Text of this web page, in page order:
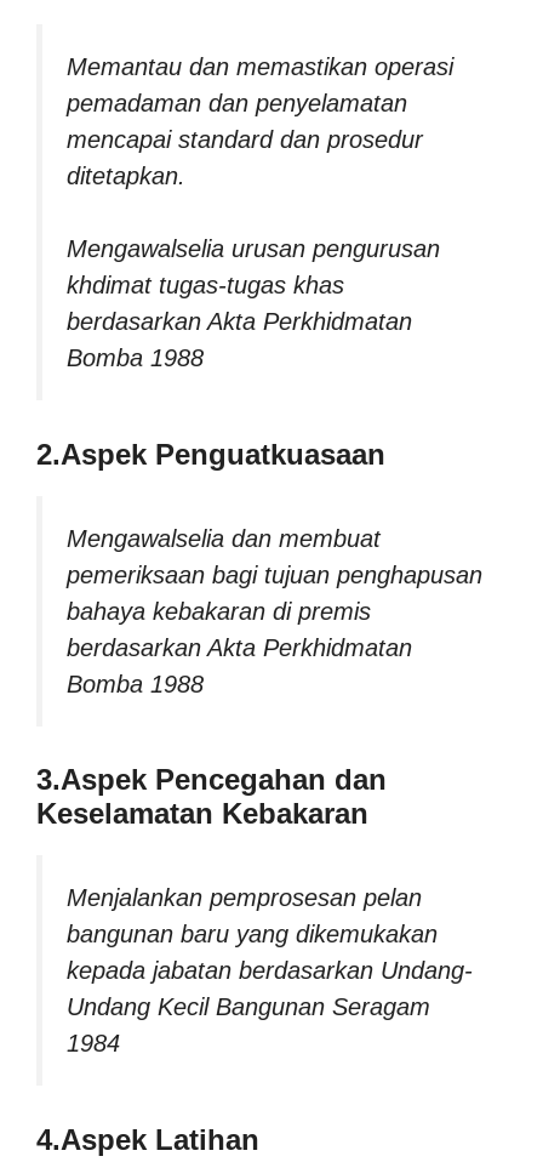
Memantau dan memastikan operasi
pemadaman dan penyelamatan
mencapai standard dan prosedur
ditetapkan.
Mengawalselia urusan pengurusan
khdimat tugas-tugas khas
berdasarkan Akta Perkhidmatan
Bomba 1988
2.Aspek Penguatkuasaan
Mengawalselia dan membuat
pemeriksaan bagi tujuan penghapusan
bahaya kebakaran di premis
berdasarkan Akta Perkhidmatan
Bomba 1988
3.Aspek Pencegahan dan
Keselamatan Kebakaran
Menjalankan pemprosesan pelan
bangunan baru yang dikemukakan
kepada jabatan berdasarkan Undang-
Undang Kecil Bangunan Seragam
1984
4.Aspek Latihan